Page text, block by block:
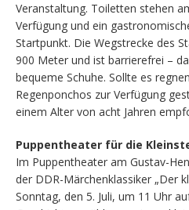
Veranstaltung. Toiletten stehen
Verfügung und ein
Startpunkt. Die Wegstrecke des
900 Meter und ist barrierefrei –
bequeme Schuhe. Sollte es
Regenponchos zur Verfügung
einem Alter von acht Jahren
Puppentheater für die
Im Puppentheater am Gustav-
der DDR-Märchenklassiker „Der
Sonntag, den 5. Juli, um 11 Uhr